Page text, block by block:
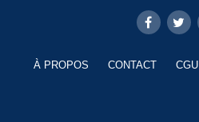
À PROPOS CONTACT CGU